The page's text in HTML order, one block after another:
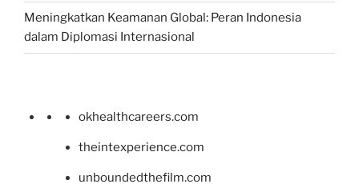
Meningkatkan Keamanan Global: Peran Indonesia
dalam Diplomasi Internasional
okhealthcareers.com
theintexperience.com
unboundedthefilm.com